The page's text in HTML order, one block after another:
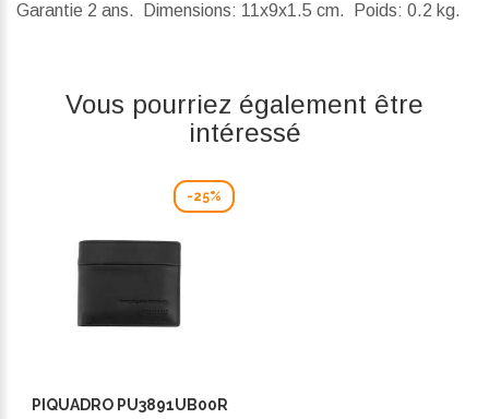
Garantie 2 ans.
Dimensions: 11x9x1.5 cm. Poids: 0.2 kg.
Vous pourriez également être
intéressé
-25%
PIQUADRO PU3891UB00R